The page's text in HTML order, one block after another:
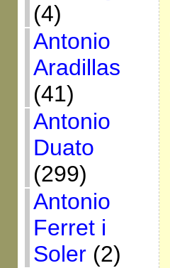
(4)
Antonio
Aradillas
(41)
Antonio
Duato
(299)
Antonio
Ferret i
Soler(2)